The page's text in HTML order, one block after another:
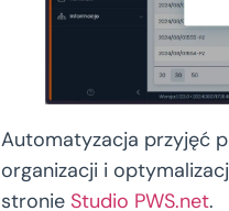
Automatyzacja przyjęć
organizacji i
stronie Studio PWS.net.